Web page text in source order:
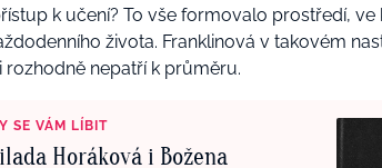
k učení? To vše formovalo prostředí,
života. Franklinová v takovém
rozhodně nepatří k průměru.
SE VÁM LÍBIT
Horáková i Božena